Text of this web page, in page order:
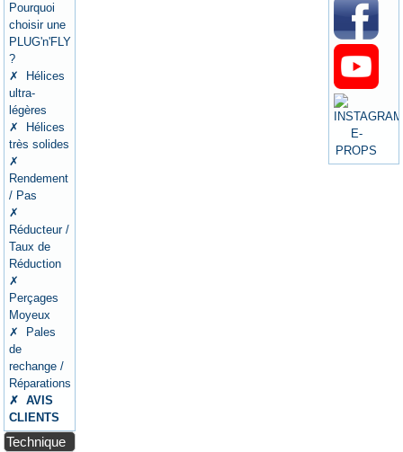
Pourquoi
choisir une
PLUG'n'FLY
?
✗ Hélices
ultra-
légères
✗ Hélices
très solides
✗
Rendement
/ Pas
✗
Réducteur /
Taux de
Réduction
✗
Perçages
Moyeux
✗ Pales
de
rechange /
Réparations
✗ AVIS
CLIENTS
Technique